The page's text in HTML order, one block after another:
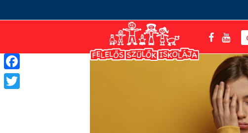
Facebook